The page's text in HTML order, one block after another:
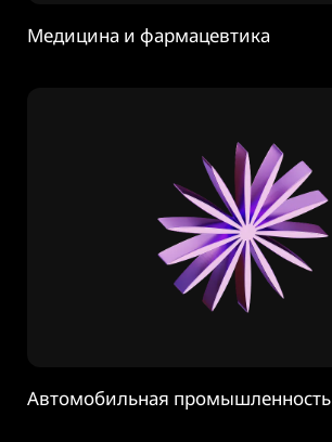
Медицина и фармацевтика
Автомобильная промышленность